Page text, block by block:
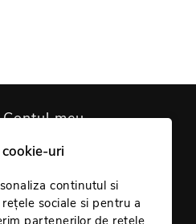
Contul meu
Contul meu
Comenzi
Coș
uri
continutul si
sociale si pentru a
partenerilor de retele